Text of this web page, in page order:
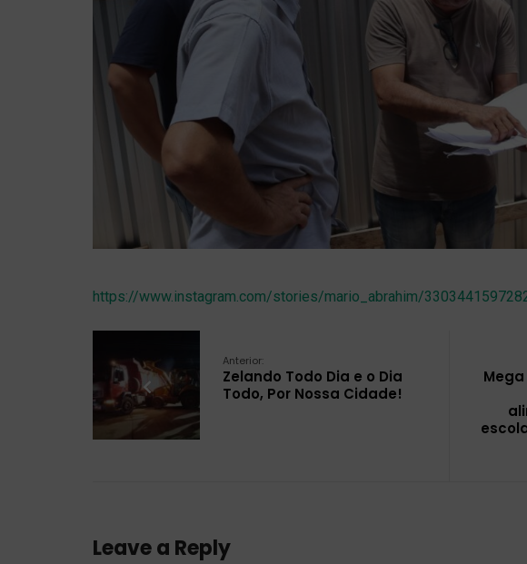
https://www.instagram.com/stories/mario_abrahim/
Anterior:
Zelando Todo Dia e o Dia
Todo, Por Nossa Cidade!
Leave a Reply